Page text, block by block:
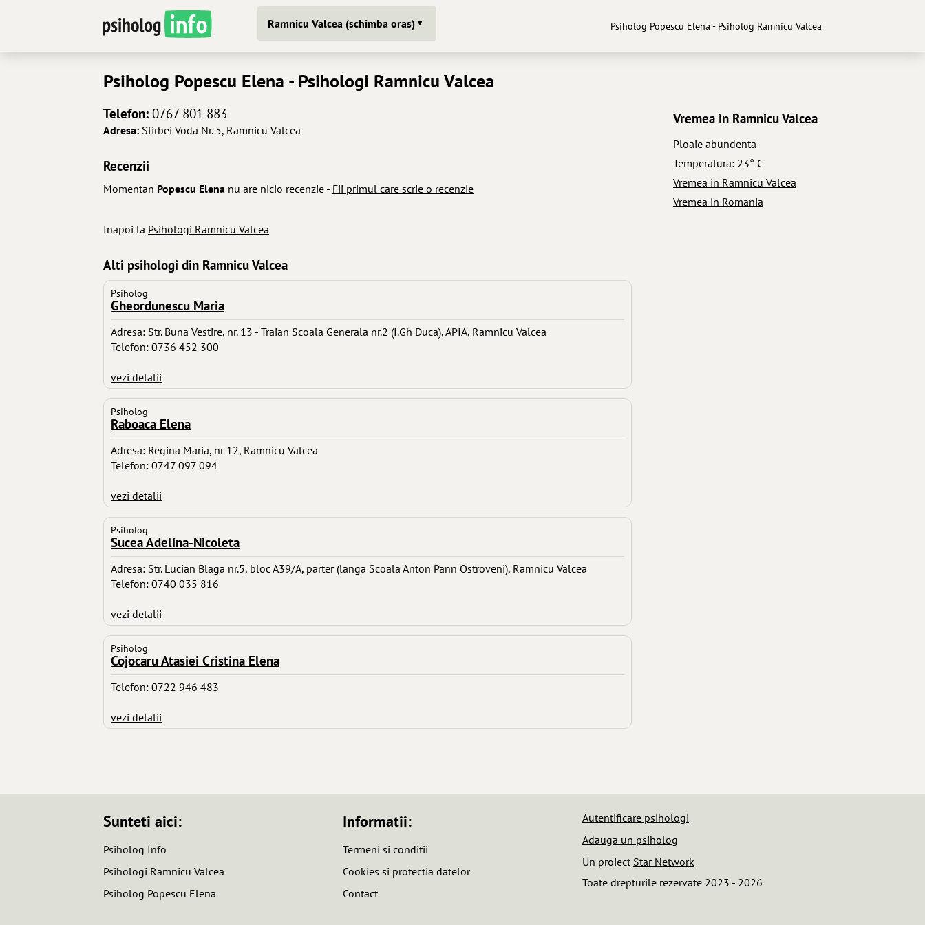
Ramnicu Valcea (schimba oras) Psiholog Popescu Elena - Psiholog Ramnicu Valcea
Psiholog Popescu Elena - Psihologi Ramnicu Valcea
Telefon: 0767 801 883
Adresa: Stirbei Voda Nr. 5, Ramnicu Valcea
Recenzii
Momentan Popescu Elena nu are nicio recenzie - Fii primul care scrie o recenzie
Inapoi la Psihologi Ramnicu Valcea
Alti psihologi din Ramnicu Valcea
Psiholog
Gheordunescu Maria
Adresa: Str. Buna Vestire, nr. 13 - Traian Scoala Generala nr.2 (I.Gh Duca), APIA, Ramnicu Valcea
Telefon: 0736 452 300
vezi detalii
Psiholog
Raboaca Elena
Adresa: Regina Maria, nr 12, Ramnicu Valcea
Telefon: 0747 097 094
vezi detalii
Psiholog
Sucea Adelina-Nicoleta
Adresa: Str. Lucian Blaga nr.5, bloc A39/A, parter (langa Scoala Anton Pann Ostroveni), Ramnicu Valcea
Telefon: 0740 035 816
vezi detalii
Psiholog
Cojocaru Atasiei Cristina Elena
Telefon: 0722 946 483
vezi detalii
Vremea in Ramnicu Valcea
Ploaie abundenta
Temperatura: 23° C
Vremea in Ramnicu Valcea
Vremea in Romania
Sunteti aici:
Psiholog Info
Psihologi Ramnicu Valcea
Psiholog Popescu Elena
Informatii:
Termeni si conditii
Cookies si protectia datelor
Contact
Autentificare psihologi
Adauga un psiholog
Un proiect Star Network
Toate drepturile rezervate 2023 - 2026